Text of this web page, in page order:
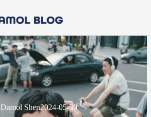
Damol Shen2024-05-30